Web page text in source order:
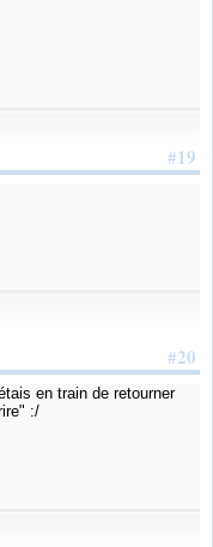
#19
#20
en train de retourner
:/